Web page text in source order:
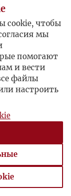
m.in. o
o
cookie, чтобы
мы
помогают
и вести
файлы
настроить